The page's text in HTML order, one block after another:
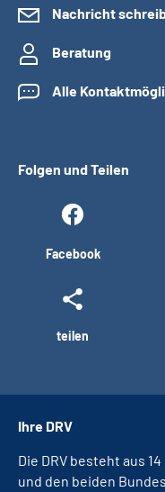
Nachricht
Beratung
Alle
Folgen und Teilen
Facebook
teilen
Ihre DRV
Die DRV besteht aus
und den beiden